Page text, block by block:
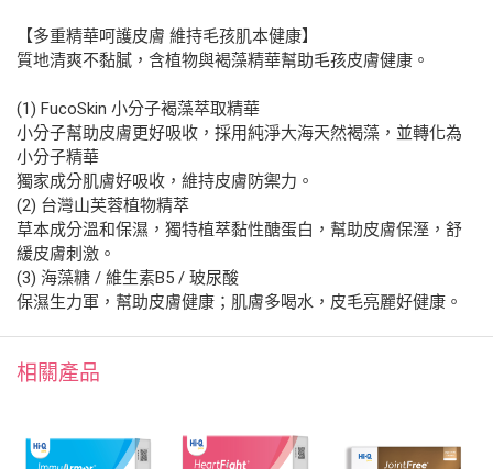
【多重精華呵護皮膚 維持毛孩肌本健康】
質地清爽不黏膩，含植物與褐藻精華幫助毛孩皮膚健康。
(1) FucoSkin 小分子褐藻萃取精華
小分子幫助皮膚更好吸收，採用純淨大海天然褐藻，並轉化為
小分子精華
獨家成分肌膚好吸收，維持皮膚防禦力。
(2) 台灣山芙蓉植物精萃
草本成分溫和保濕，獨特植萃黏性醣蛋白，幫助皮膚保溼，舒
緩皮膚刺激。
(3) 海藻糖 / 維生素B5 / 玻尿酸
保濕生力軍，幫助皮膚健康；肌膚多喝水，皮毛亮麗好健康。
相關產品